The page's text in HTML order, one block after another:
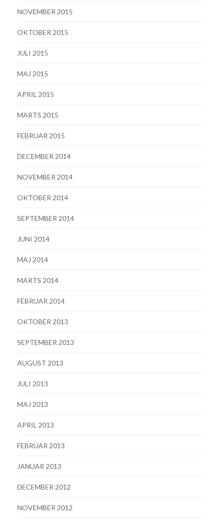
NOVEMBER 2015
OKTOBER 2015
JULI 2015
MAJ 2015
APRIL 2015
MARTS 2015
FEBRUAR 2015
DECEMBER 2014
NOVEMBER 2014
OKTOBER 2014
SEPTEMBER 2014
JUNI 2014
MAJ 2014
MARTS 2014
FEBRUAR 2014
OKTOBER 2013
SEPTEMBER 2013
AUGUST 2013
JULI 2013
MAJ 2013
APRIL 2013
FEBRUAR 2013
JANUAR 2013
DECEMBER 2012
NOVEMBER 2012